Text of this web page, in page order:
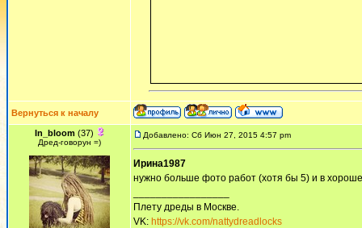
Вернуться к началу
In_bloom(37)
Дред-говорун =)
Добавлено: Сб Июн 27, 2015 4:57 pm
Ирина1987
нужно больше фото работ (хотя бы 5) и в
Плету дреды в Москве.
VK: https://vk.com/nattydreadlocks